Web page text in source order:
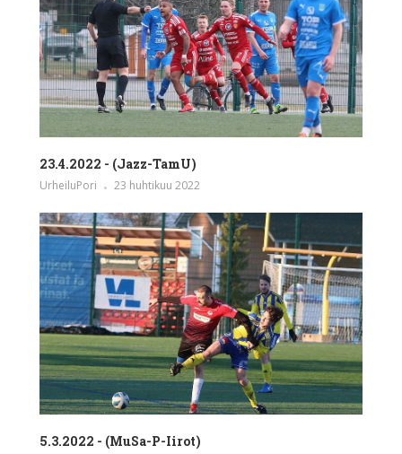
23.4.2022 - (Jazz-TamU)
UrheiluPori 23 huhtikuu 2022
5.3.2022 - (MuSa-P-Iirot)